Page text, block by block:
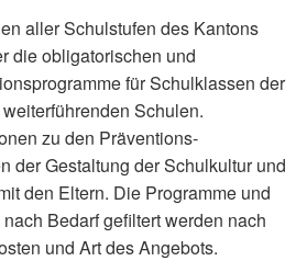
aller Schulstufen des Kantons
die obligatorischen und
für Schulklassen der
Schulen.
zu den Präventions-
der Gestaltung der Schulkultur und
den Eltern. Die Programme und
Bedarf gefiltert werden nach
und Art des Angebots.